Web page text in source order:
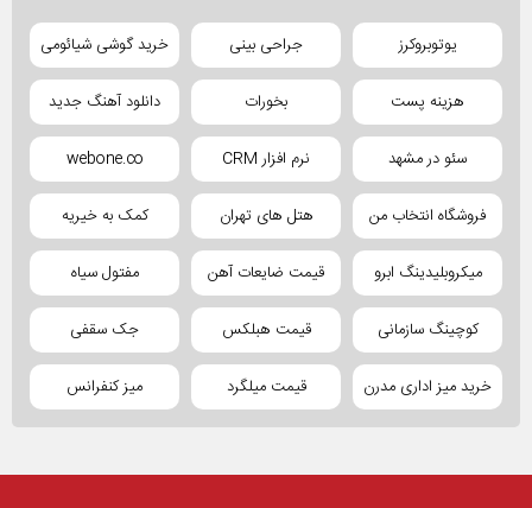
یوتوبروکرز جراحی بینی خرید گوشی شیائومی
هزینه پست بخورات دانلود آهنگ جدید
سئو در مشهد نرم افزار CRM webone.co
فروشگاه انتخاب من هتل های تهران کمک به خیریه
میکروبلیدینگ ابرو قیمت ضایعات آهن مفتول سیاه
کوچینگ سازمانی قیمت هبلکس جک سقفی
خرید میز اداری مدرن قیمت میلگرد میز کنفرانس